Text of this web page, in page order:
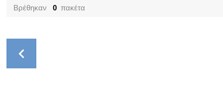
Βρέθηκαν0 πακέτα